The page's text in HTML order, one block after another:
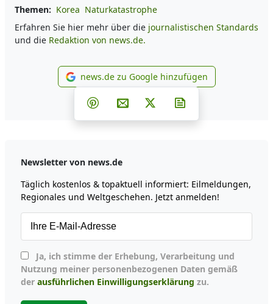
Themen: Korea Naturkatastrophe
Erfahren Sie hier mehr über die journalistischen Standards
und die Redaktion von news.de.
news.de zu Google
news.de zu Google hinzufügen
Teilen auf Facebook
Teilen auf Whatsapp
Teilen auf Telegram
Teilen auf Pinterest
Per E-Mail teilen
Post auf X
Newsletter von news.de
Täglich kostenlos & topaktuell informiert: Eilmeldungen,
Regionales und Weltgeschehen. Jetzt anmelden!
Nutzung meiner personenbezogenen Daten gemäß
der ausführlichen Einwilligungserklärung zu.